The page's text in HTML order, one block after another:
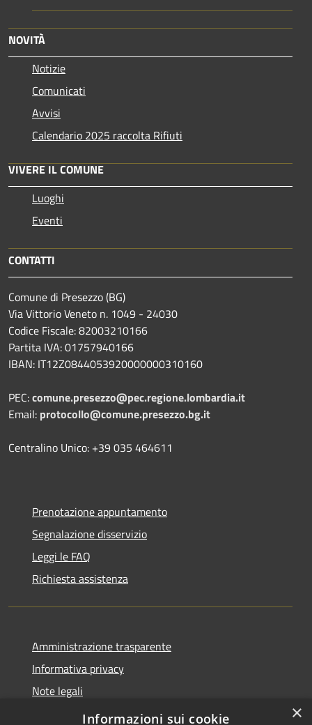
NOVITÀ
Notizie
Comunicati
Avvisi
Calendario 2025 raccolta Rifiuti
VIVERE IL COMUNE
Luoghi
Eventi
CONTATTI
Comune di Presezzo (BG)
Via Vittorio Veneto n. 1049 - 24030
Codice Fiscale: 82003210166
Partita IVA: 01757940166
IBAN: IT12Z0844053920000000310160
PEC:comune.presezzo@pec.regione.lombardia.it
Email: protocollo@comune.presezzo.bg.it
Centralino Unico: +39 035 464611
Prenotazione appuntamento
Segnalazione disservizio
Leggi le FAQ
Richiesta assistenza
Amministrazione trasparente
Informativa privacy
Note legali
Dichiarazione di accessibilità
×
Informazioni sui cookie